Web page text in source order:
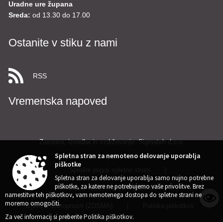
Uradne ure župana
Sreda: od 13.30 do 17.00
Ostanite v stiku z nami
RSS
Vremenska napoved
Zasnova, izvedba in vzdrževanje: Sigmateh d.o.o.
Center za varstvo osebnih podatkov |
Izjava o dostopnosti (ZDSMA) |
Spletna stran za nemoteno delovanje uporablja
piškotke
Spletna stran za delovanje uporablja samo nujno potrebne
piškotke, za katere ne potrebujemo vaše privolitve. Brez
namestitve teh piškotkov, vam nemotenega dostopa do spletne strani ne
moremo omogočiti.
Za več informacij si preberitePolitika piškotkov.